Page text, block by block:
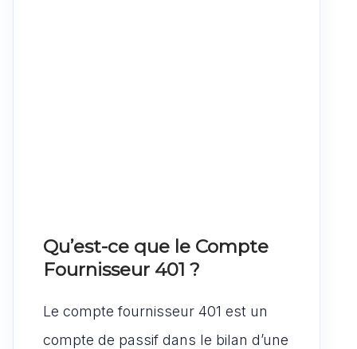
Qu’est-ce que le Compte
Fournisseur 401 ?
Le compte fournisseur 401 est un
compte de passif dans le bilan d’une